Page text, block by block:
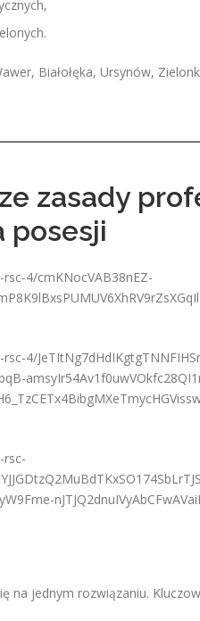
Białołęka, Ursynów,
zasady
posesji
na jednym rozwiązaniu.